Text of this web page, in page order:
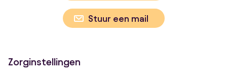
Stuur een mail
Zorginstellingen